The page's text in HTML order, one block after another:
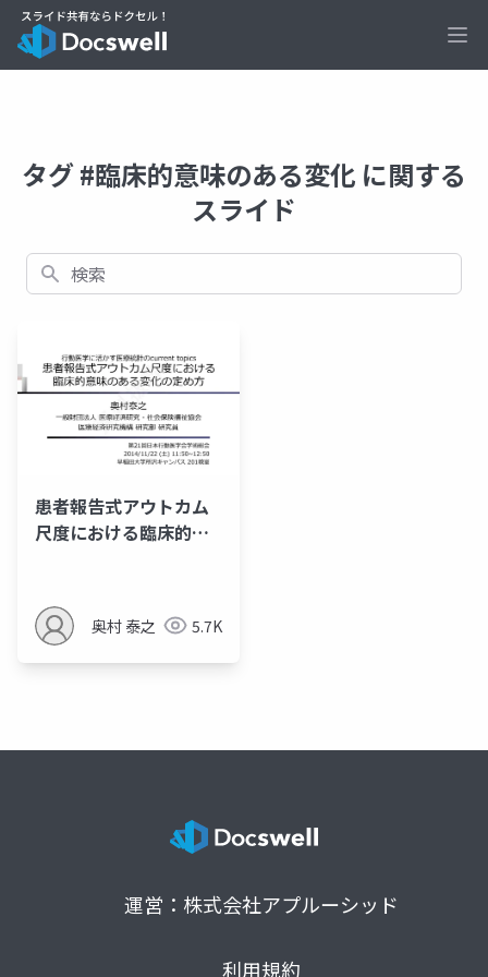
タグ #臨床的意味のある変化 に関する
スライド
検索
患者報告式アウトカム
尺度における臨床的意
奥村 泰之 5.7K
運営：株式会社アプルーシッド
利用規約